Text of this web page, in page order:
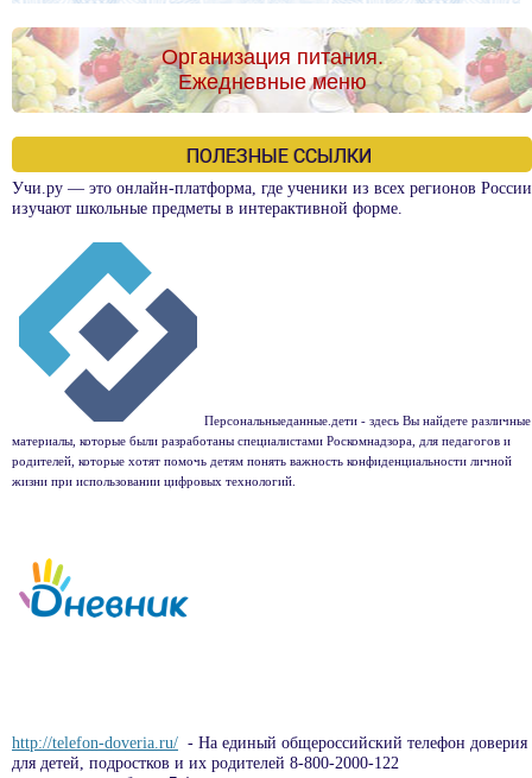
Организация питания.
Ежедневные меню
ПОЛЕЗНЫЕ ССЫЛКИ
Учи.ру — это онлайн-платформа, где ученики из всех регионов России
изучают школьные предметы в интерактивной форме.
Персональныеданные.дети - здесь Вы найдете различные
материалы, которые были разработаны специалистами Роскомнадзора, для педагогов и
родителей, которые хотят помочь детям понять важность конфиденциальности личной
жизни при использовании цифровых технологий.
http://telefon-doveria.ru/ - На единый общероссийский телефон доверия
для детей, подростков и их родителей 8-800-2000-122